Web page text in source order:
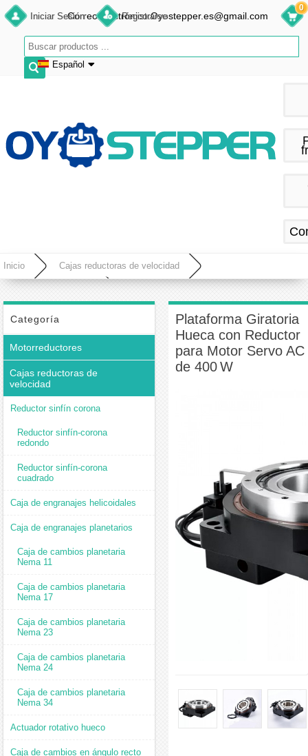
Iniciar Sesión Registrarse
Español
Français
Español
Correo electrónico:Oyostepper.es@gmail.com
0
Inicio Cajas reductoras de velocidad
Motor Servo AC de 400 W
Categoría
Motorreductores
Cajas reductoras de
velocidad
Reductor sinfín corona
Reductor sinfín-corona
redondo
Reductor sinfín-corona
cuadrado
Caja de engranajes helicoidales
Caja de engranajes planetarios
Caja de cambios planetaria
Nema 11
Caja de cambios planetaria
Nema 17
Caja de cambios planetaria
Nema 23
Caja de cambios planetaria
Nema 24
Caja de cambios planetaria
Nema 34
Actuador rotativo hueco
Caja de cambios en ángulo recto
Plataforma Giratoria
Hueca con Reductor
para Motor Servo AC
de 400 W